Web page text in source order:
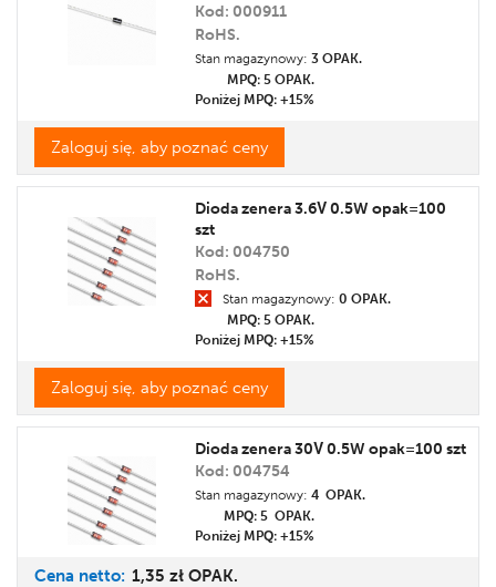
Kod: 000911
RoHS.
Stan magazynowy: 3 OPAK.
MPQ: 5 OPAK.
Poniżej MPQ: +15%
Zaloguj się, aby poznać ceny
Dioda zenera 3.6V 0.5W opak=100
szt
Kod: 004750
RoHS.
Stan magazynowy: 0 OPAK.
MPQ: 5 OPAK.
Poniżej MPQ: +15%
Zaloguj się, aby poznać ceny
Dioda zenera 30V 0.5W opak=100 szt
Kod: 004754
Stan magazynowy: 4 OPAK.
MPQ: 5 OPAK.
Poniżej MPQ: +15%
Cena netto: 1,35 zł OPAK.